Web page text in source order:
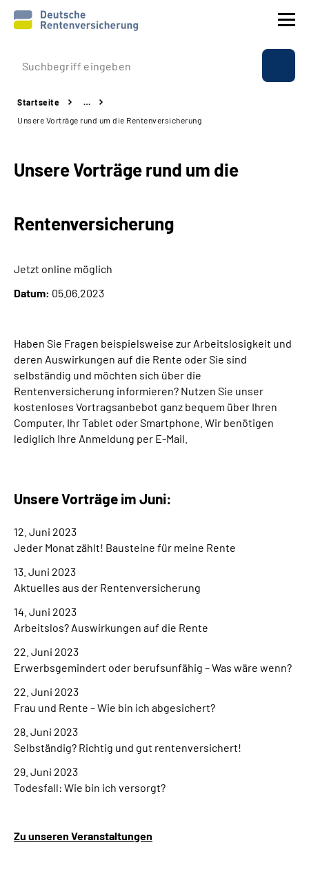
Prävention
Reha
Experten
Über uns & Presse
Suche
Language
Inhalte in Gebärdensprache (DGS)
Startseite
…
Unsere Vorträge rund um die Rentenversicherung
Unsere Vorträge rund um die
Rentenversicherung
Jetzt online möglich
Datum: 05.06.2023
Haben Sie Fragen beispielsweise zur Arbeitslosigkeit und
deren Auswirkungen auf die Rente oder Sie sind
selbständig und möchten sich über die
Rentenversicherung informieren? Nutzen Sie unser
kostenloses Vortragsanbebot ganz bequem über Ihren
Computer, Ihr Tablet oder Smartphone. Wir benötigen
lediglich Ihre Anmeldung per E-Mail.
Unsere Vorträge im Juni:
12. Juni 2023
Jeder Monat zählt! Bausteine für meine Rente
13. Juni 2023
Aktuelles aus der Rentenversicherung
14. Juni 2023
Arbeitslos? Auswirkungen auf die Rente
22. Juni 2023
Erwerbsgemindert oder berufsunfähig – Was wäre wenn?
22. Juni 2023
Frau und Rente – Wie bin ich abgesichert?
28. Juni 2023
Selbständig? Richtig und gut rentenversichert!
29. Juni 2023
Todesfall: Wie bin ich versorgt?
Zu unseren Veranstaltungen